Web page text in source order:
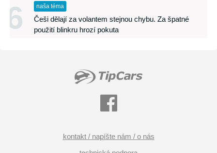
6 naša téma
Češi dělají za volantem stejnou chybu. Za špatné
použití blinkru hrozí pokuta
kontakt / napíšte nám / o nás